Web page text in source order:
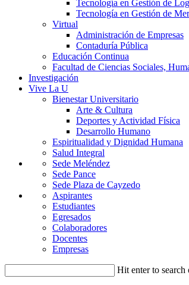
Tecnología en Gestión de
Tecnología en Gestión de
Virtual
Administración de Empresas
Contaduría Pública
Educación Continua
Facultad de Ciencias Sociales,
Investigación
Vive La U
Bienestar Universitario
Arte & Cultura
Deportes y Actividad Física
Desarrollo Humano
Espiritualidad y Dignidad Humana
Salud Integral
Sede Meléndez
Sede Pance
Sede Plaza de Cayzedo
Aspirantes
Estudiantes
Egresados
Colaboradores
Docentes
Empresas
Hit enter to search